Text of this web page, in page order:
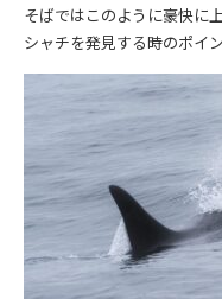
そばではこのように豪快に
シャチを発見する時のポイ